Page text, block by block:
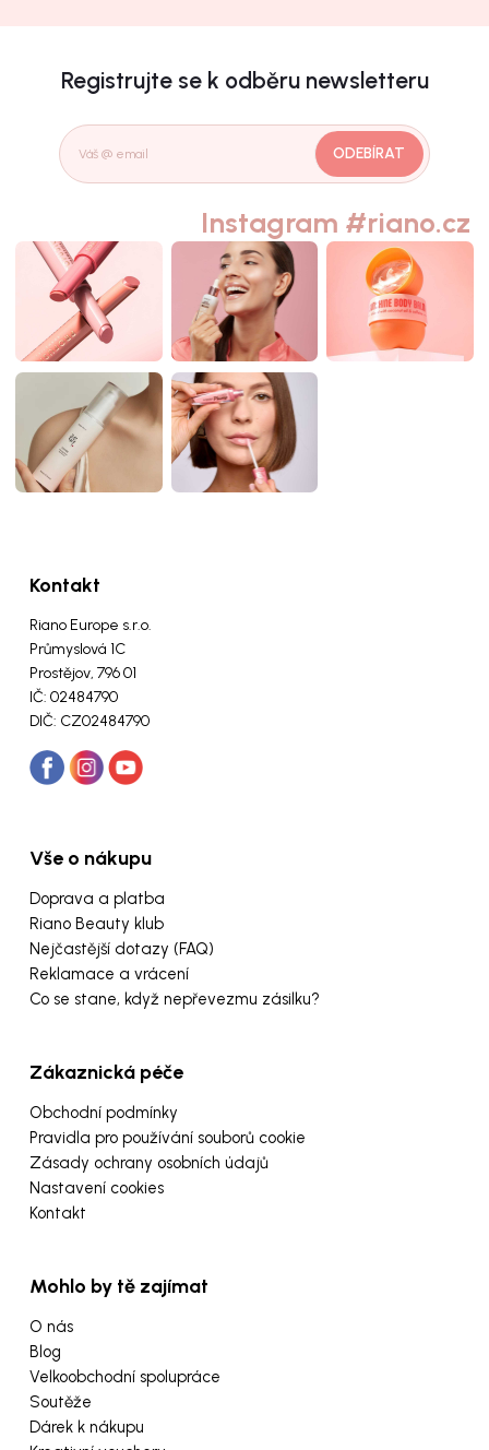
Registrujte se k odběru newsletteru
ODEBÍRAT
Instagram #riano.cz
Kontakt
Riano Europe s.r.o.
Průmyslová 1C
Prostějov, 796 01
IČ: 02484790
DIČ: CZ02484790
Vše o nákupu
Doprava a platba
Riano Beauty klub
Nejčastější dotazy (FAQ)
Reklamace a vrácení
Co se stane, když nepřevezmu zásilku?
Zákaznická péče
Obchodní podmínky
Pravidla pro používání souborů cookie
Zásady ochrany osobních údajů
Nastavení cookies
Kontakt
Mohlo by tě zajímat
O nás
Blog
Velkoobchodní spolupráce
Soutěže
Dárek k nákupu